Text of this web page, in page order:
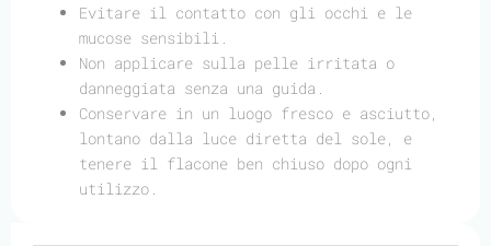
Evitare il contatto con gli occhi e le
mucose sensibili.
Non applicare sulla pelle irritata o
danneggiata senza una guida.
Conservare in un luogo fresco e asciutto,
lontano dalla luce diretta del sole, e
tenere il flacone ben chiuso dopo ogni
utilizzo.